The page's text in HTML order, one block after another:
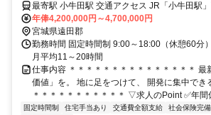
最寄駅 小牛田駅 交通アクセス JR「小
年俸4,200,000円～4,700,000円
宮城県遠田郡
勤務時間 固定時間制 9:00～18:00（休憩60分
月平均11～20時間
仕事内容 ＊＊＊＊＊＊＊＊＊＊＊＊＊＊＊ 最
価値」を。 地に足をつけて、 開発に集中でき
＊＊＊＊＊＊＊＊＊＊＊ ▽求人のPoint ✅年間
固定時間制 住宅手当あり 交通費全額支給 社会保険完備